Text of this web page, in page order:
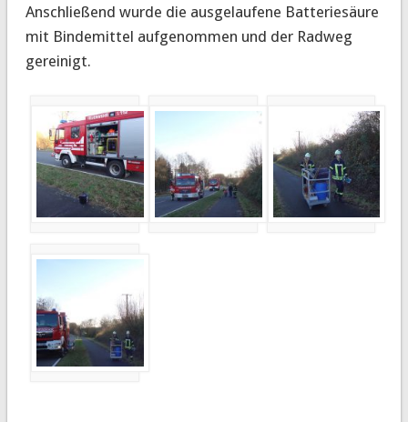
Anschließend wurde die ausgelaufene Batteriesäure
mit Bindemittel aufgenommen und der Radweg
gereinigt.